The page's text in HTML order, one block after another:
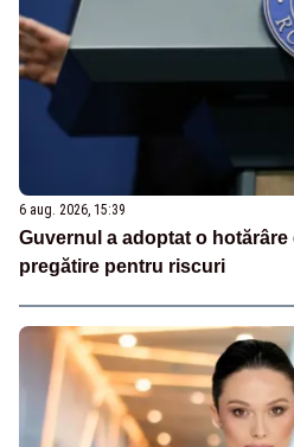
6 aug. 2026, 15:39
Guvernul a adoptat o
pregătire pentru riscuri